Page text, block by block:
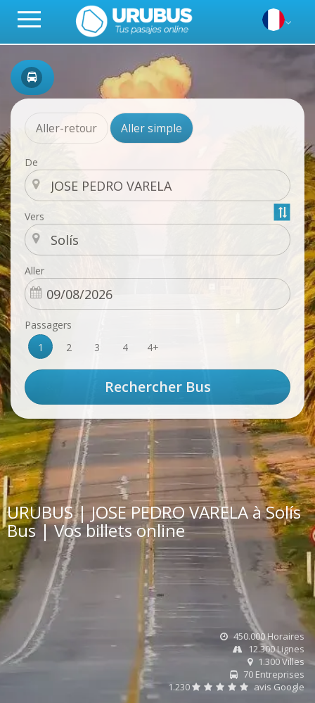
Aller-retour Aller simple
De
Vers
Aller
Passagers
1
2 3 4 4+
URUBUS | JOSE PEDRO VARELA à Solís
Bus | Vos billets online
450.000 Horaires
12.300 Lignes
1.300 Villes
70 Entreprises
1.230
avis Google